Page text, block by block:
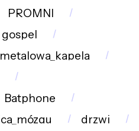
PROMNI
gospel
metalowa_kapela
Batphone
drzwi